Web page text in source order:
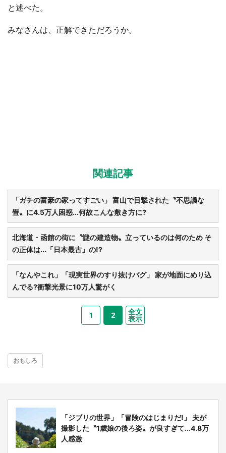
と述べた。
みなさんは、正解できただろうか。
関連記事
「ガチの富豪の家ってすごい」 富山で目撃された〝不思議な
畳〟に4.5万人困惑...何故こんな敷き方に?
北海道・函館の街に〝謎の建造物〟立っているのは何のため そ
の正体は...「日本最古」の!?
「なんやこれ」「現実世界のすり抜けバグ」 家が地面にめり込
んでる?衝撃光景に10万人驚がく
1 2
全文
表示
おもしろ
「ジブリの世界」「冒険のはじまりだ!」 夫が
撮影した〝1歳娘の後ろ姿〟が良すぎて...4.8万
人感激